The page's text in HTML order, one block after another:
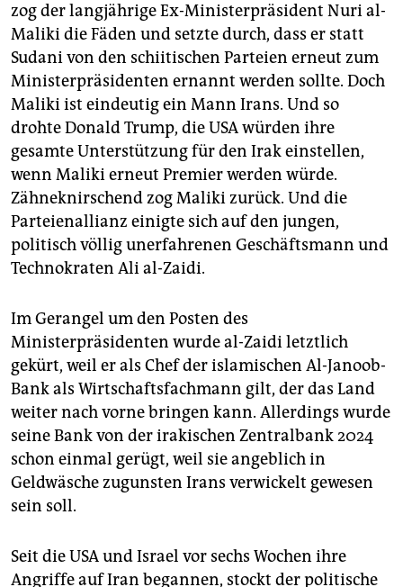
zog der langjährige Ex-Ministerpräsident Nuri al-
Maliki die Fäden und setzte durch, dass er statt
Sudani von den schiitischen Parteien erneut zum
Ministerpräsidenten ernannt werden sollte. Doch
Maliki ist eindeutig ein Mann Irans. Und so
drohte Donald Trump, die USA würden ihre
gesamte Unterstützung für den Irak einstellen,
wenn Maliki erneut Premier werden würde.
Zähneknirschend zog Maliki zurück. Und die
Parteienallianz einigte sich auf den jungen,
politisch völlig unerfahrenen Geschäftsmann und
Technokraten Ali al-Zaidi.
Im Gerangel um den Posten des
Ministerpräsidenten wurde al-Zaidi letztlich
gekürt, weil er als Chef der islamischen Al-Janoob-
Bank als Wirtschaftsfachmann gilt, der das Land
weiter nach vorne bringen kann. Allerdings wurde
seine Bank von der irakischen Zentralbank 2024
schon einmal gerügt, weil sie angeblich in
Geldwäsche zugunsten Irans verwickelt gewesen
sein soll.
Seit die USA und Israel vor sechs Wochen ihre
Angriffe auf Iran begannen, stockt der politische